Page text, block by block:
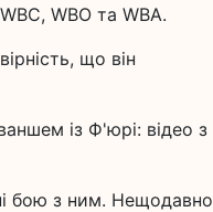
WBO та WBA.
що він
із Ф'юрі: відео з
бою з ним. Нещодавно